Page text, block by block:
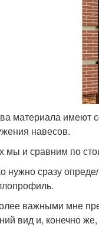
материала имеют
навесов.
мы и сравним по
нужно сразу
важными мне
вид и, конечно